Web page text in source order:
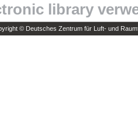
library
© Deutsches Zentrum für Luft- und